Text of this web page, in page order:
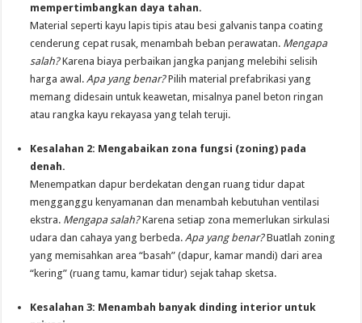
mempertimbangkan daya tahan.
Material seperti kayu lapis tipis atau besi galvanis tanpa coating
cenderung cepat rusak, menambah beban perawatan. Mengapa
salah?Karena biaya perbaikan jangka panjang melebihi selisih
harga awal.Apa yang benar?Pilih material prefabrikasi yang
memang didesain untuk keawetan, misalnya panel beton ringan
atau rangka kayu rekayasa yang telah teruji.
Kesalahan 2: Mengabaikan zona fungsi (zoning) pada
denah.
Menempatkan dapur berdekatan dengan ruang tidur dapat
mengganggu kenyamanan dan menambah kebutuhan ventilasi
ekstra. Mengapa salah?Karena setiap zona memerlukan sirkulasi
udara dan cahaya yang berbeda.Apa yang benar?Buatlah zoning
yang memisahkan area “basah” (dapur, kamar mandi) dari area
“kering” (ruang tamu, kamar tidur) sejak tahap sketsa.
Kesalahan 3: Menambah banyak dinding interior untuk